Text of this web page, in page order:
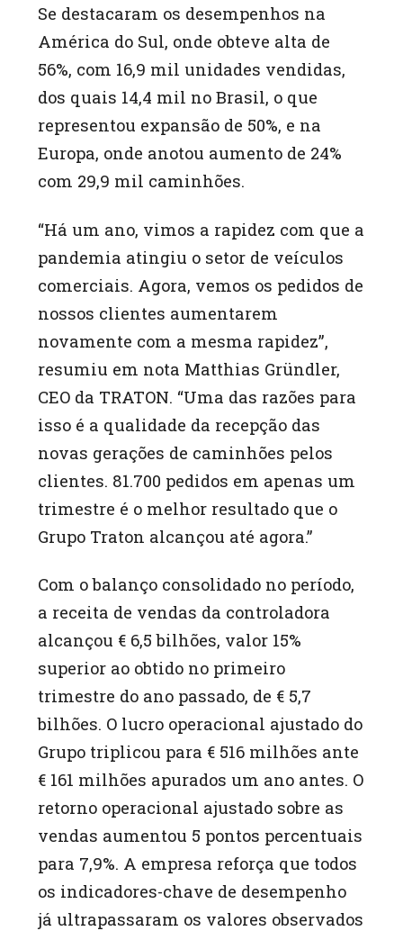
Se destacaram os desempenhos na
América do Sul, onde obteve alta de
56%, com 16,9 mil unidades vendidas,
dos quais 14,4 mil no Brasil, o que
representou expansão de 50%, e na
Europa, onde anotou aumento de 24%
com 29,9 mil caminhões.
“Há um ano, vimos a rapidez com que a
pandemia atingiu o setor de veículos
comerciais. Agora, vemos os pedidos de
nossos clientes aumentarem
novamente com a mesma rapidez”,
resumiu em nota Matthias Gründler,
CEO da TRATON. “Uma das razões para
isso é a qualidade da recepção das
novas gerações de caminhões pelos
clientes. 81.700 pedidos em apenas um
trimestre é o melhor resultado que o
Grupo Traton alcançou até agora.”
Com o balanço consolidado no período,
a receita de vendas da controladora
alcançou € 6,5 bilhões, valor 15%
superior ao obtido no primeiro
trimestre do ano passado, de € 5,7
bilhões. O lucro operacional ajustado do
Grupo triplicou para € 516 milhões ante
€ 161 milhões apurados um ano antes. O
retorno operacional ajustado sobre as
vendas aumentou 5 pontos percentuais
para 7,9%. A empresa reforça que todos
os indicadores-chave de desempenho
já ultrapassaram os valores observados